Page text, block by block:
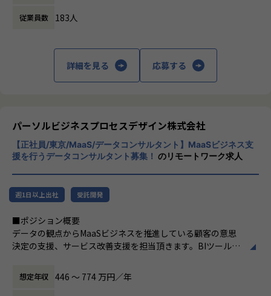
メインの『トラベルコ』は国内外のホテル、
など、旅行と周辺サービスを全方位的に網
羅！
その精度とユーザーの利便性で、他社の類似
展開し、今後さらに世界各国へ広げていきま
す。
多くのユーザーに愛されるサービスで、やり
がいは非常に大きいです！
旅行比較サイトで、
プラン、ダイナミックパッケージなどの
幅広い旅行商品から、希望の条件での最安値
商品を簡単に見つけることができます。
から最旬のお店、危険エリアまで詳しい情報
従業員数 183人
詳細を見る 応募する
パーソルビジネスプロセスデザイン株式会社
【正社員/東京/MaaS/データコンサルタント】MaaSビジネス支
援を行うデータコンサルタント募集！ のリモートワーク求人
週1日以上出社 受託開発
■ポジション概要
データの観点からMaaSビジネスを推進している顧客の意思
決定の支援、サービス改善支援を担当頂きます。BIツールで
作成し、システムログデータやユーザの属性情報、地理情報
などを集積、分析したデータを元に課題ついて仮説立て、サ
想定年収 446 〜 774 万円／年